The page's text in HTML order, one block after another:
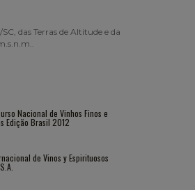
das Terras de Altitude e da
Nacional de Vinhos Finos e
Edição Brasil 2012
de Vinos y Espirituosos